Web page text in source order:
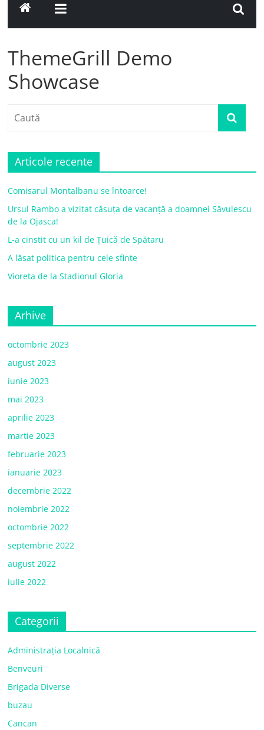
ThemeGrill Demo
Showcase
Articole recente
Comisarul Montalbanu se întoarce!
Ursul Rambo a vizitat căsuța de vacanță a doamnei Săvulescu
de la Ojasca!
L-a cinstit cu un kil de Țuică de Spătaru
A lăsat politica pentru cele sfinte
Vioreta de la Stadionul Gloria
Arhive
octombrie 2023
august 2023
iunie 2023
mai 2023
aprilie 2023
martie 2023
februarie 2023
ianuarie 2023
decembrie 2022
noiembrie 2022
octombrie 2022
septembrie 2022
august 2022
iulie 2022
Categorii
Administrația Localnică
Benveuri
Brigada Diverse
buzau
Cancan